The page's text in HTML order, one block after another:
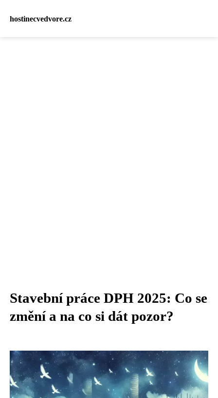
hostinecvedvore.cz
Stavební práce DPH 2025: Co se
změní a na co si dát pozor?